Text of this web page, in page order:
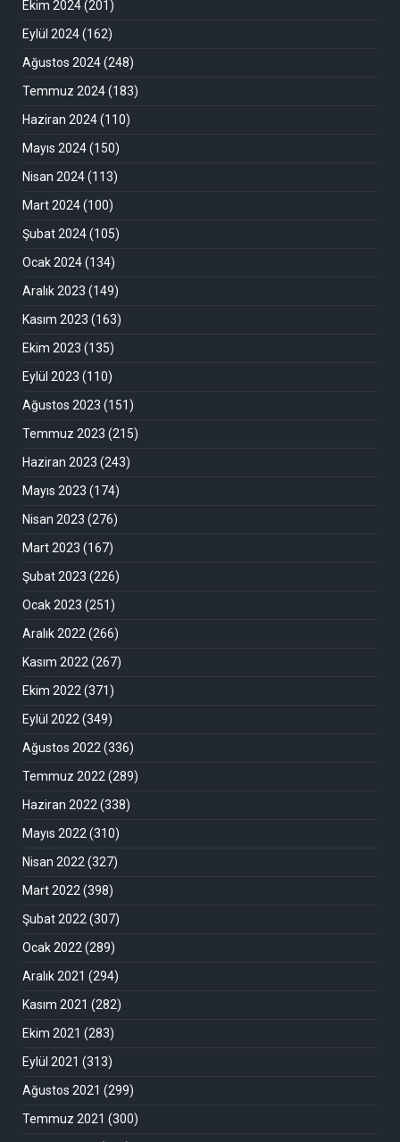
Ekim 2024(201)
Eylül 2024(162)
Ağustos 2024(248)
Temmuz 2024(183)
Haziran 2024(110)
Mayıs 2024(150)
Nisan 2024(113)
Mart 2024(100)
Şubat 2024(105)
Ocak 2024(134)
Aralık 2023 (149)
Kasım 2023 (163)
Ekim 2023 (135)
Eylül 2023 (110)
Ağustos 2023 (151)
Temmuz 2023 (215)
Haziran 2023 (243)
Mayıs 2023 (174)
Nisan 2023 (276)
Mart 2023 (167)
Şubat 2023 (226)
Ocak 2023 (251)
Aralık 2022 (266)
Kasım 2022 (267)
Ekim 2022 (371)
Eylül 2022 (349)
Ağustos 2022 (336)
Temmuz 2022 (289)
Haziran 2022 (338)
Mayıs 2022 (310)
Nisan 2022 (327)
Mart 2022 (398)
Şubat 2022 (307)
Ocak 2022 (289)
Aralık 2021 (294)
Kasım 2021 (282)
Ekim 2021 (283)
Eylül 2021 (313)
Ağustos 2021 (299)
Temmuz 2021 (300)